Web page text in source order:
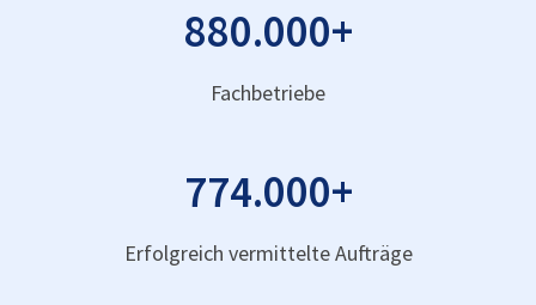
880.000+
Fachbetriebe
774.000+
Erfolgreich vermittelte Aufträge